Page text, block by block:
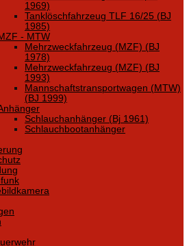
1969)
Tanklöschfahrzeug TLF 16/25 (BJ
1985)
- MTW
Mehrzweckfahrzeug (MZF) (BJ
1978)
Mehrzweckfahrzeug (MZF) (BJ
1993)
Mannschaftstransportwagen (MTW)
(BJ 1999)
Schlauchanhänger (Bj 1961)
Schlauchbootanhänger